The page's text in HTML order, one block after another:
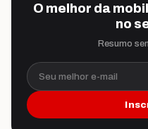
O melhor da
no
Resumo
Seu melhor e-mail